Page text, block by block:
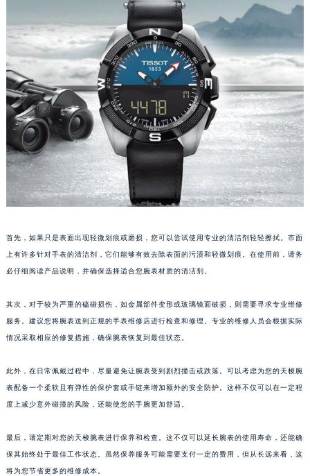
首先，如果只是表面出现轻微划痕或磨损，您可以尝试使用专业的清洁剂轻轻擦拭。市面
上有许多针对手表的清洁剂，它们能够有效去除表面的污渍和轻微划痕。在使用前，请务
必仔细阅读产品说明，并确保选择适合您腕表材质的清洁剂。
其次，对于较为严重的磕碰损伤，如金属部件变形或玻璃镜面破损，则需要寻求专业维修
服务。建议您将腕表送到正规的手表维修店进行检查和修理。专业的维修人员会根据实际
情况采取相应的修复措施，确保腕表恢复到最佳状态。
此外，在日常佩戴过程中，尽量避免让腕表受到剧烈撞击或跌落。可以考虑为您的天梭腕
表配备一个柔软且有弹性的保护套或手链来增加额外的安全防护。这样不仅可以在一定程
度上减少意外碰撞的风险，还能使您的手腕更加舒适。
最后，请定期对您的天梭腕表进行保养和检查。这不仅可以延长腕表的使用寿命，还能确
保其始终处于最佳工作状态。虽然保养服务可能需要支付一定的费用，但从长远来看，这
将为您节省更多的维修成本。